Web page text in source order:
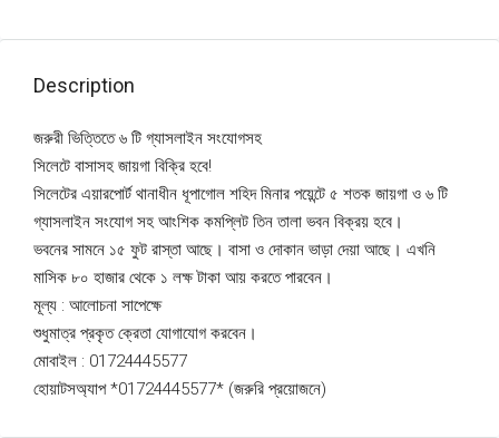
Description
জরুরী ভিত্তিতে ৬ টি গ্যাসলাইন সংযোগসহ
সিলেটে বাসাসহ জায়গা বিক্রি হবে!
সিলেটের এয়ারপোর্ট থানাধীন ধূপাগোল শহিদ মিনার পয়েন্টে ৫ শতক জায়গা ও ৬ টি
গ্যাসলাইন সংযোগ সহ আংশিক কমপ্লিট তিন তালা ভবন বিক্রয় হবে।
ভবনের সামনে ১৫ ফুট রাস্তা আছে। বাসা ও দোকান ভাড়া দেয়া আছে। এখনি
মাসিক ৮০ হাজার থেকে ১ লক্ষ টাকা আয় করতে পারবেন।
মূল্য : আলোচনা সাপেক্ষে
শুধুমাত্র প্রকৃত ক্রেতা যোগাযোগ করবেন।
মোবাইল : 01724445577
হোয়াটসঅ্যাপ *01724445577* (জরুরি প্রয়োজনে)